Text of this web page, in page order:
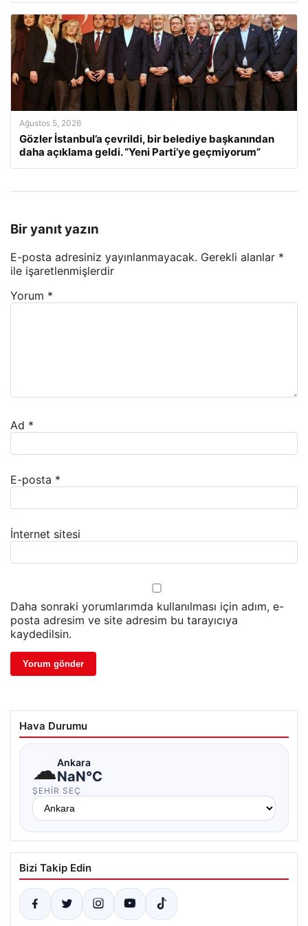
Ağustos 5, 2026
Gözler İstanbul’a çevrildi, bir belediye başkanından
daha açıklama geldi. “Yeni Parti’ye geçmiyorum”
Bir yanıt yazın
E-posta adresiniz yayınlanmayacak. Gerekli alanlar *
ile işaretlenmişlerdir
Yorum *
Ad *
E-posta *
İnternet sitesi
Daha sonraki yorumlarımda kullanılması için adım, e-
posta adresim ve site adresim bu tarayıcıya
kaydedilsin.
Hava Durumu
☁Ankara
NaN°C
ŞEHIR SEÇ
Bizi Takip Edin